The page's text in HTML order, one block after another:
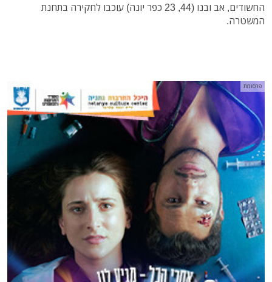
החשודים, אב ובנו (44, 23 כפר יונה) עוכבו לחקירה בתחנת
המשטרה.
פרסומת